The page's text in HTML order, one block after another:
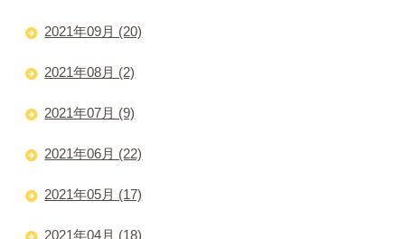
2021年09月 (20)
2021年08月 (2)
2021年07月 (9)
2021年06月 (22)
2021年05月 (17)
2021年04月 (18)